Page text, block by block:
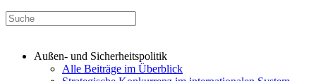
Außen- und Sicherheitspolitik
Alle Beiträge im Überblick